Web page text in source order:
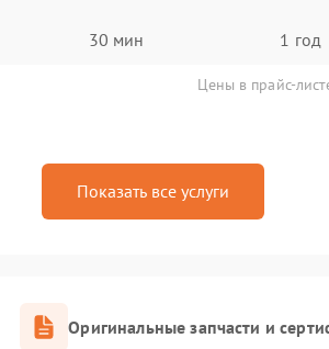
30 мин 1 год
Цены в прайс-
Показать все услуги
Оригинальные запчасти и